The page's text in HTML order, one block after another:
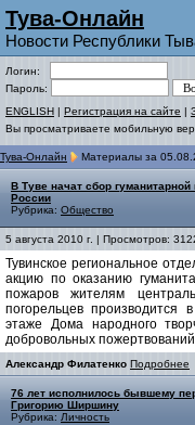
Тува-Онлайн
Новости Республики
Логин:
Пароль:
ENGLISH | Регистрация на сайте |
Вы просматриваете мобильную
Тува-Онлайн Материалы за
В Туве начат сбор
России
Рубрика: Общество
5 августа 2010 г. | Просмотров:
Тувинское региональное
акцию по оказанию
пожаров жителям
погорельцев
этаже Дома народного
добровольных
Александр Филатенко Подробнее
76 лет исполнилось бывшему
Григорию Ширшину
Рубрика: Личность